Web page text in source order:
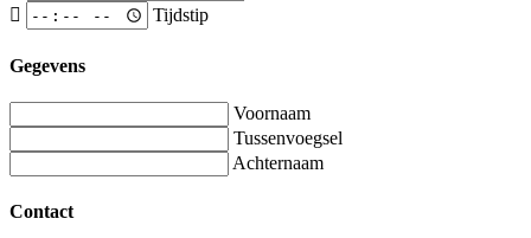
Tijdstip
Gegevens
Voornaam
Tussenvoegsel
Achternaam
Contact